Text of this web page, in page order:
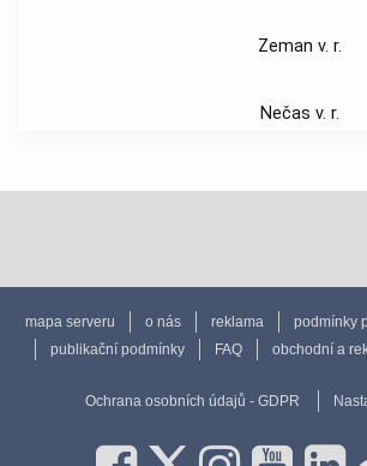
Zeman v. r.
Nečas v. r.
mapa serveru o nás reklama podmínky
publikační podmínky
FAQ obchodní a
Ochrana osobních údajů - GDPR